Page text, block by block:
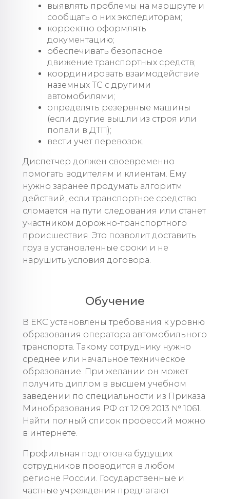
выявлять проблемы на маршруте и
сообщать о них экспедиторам;
корректно оформлять
документацию;
обеспечивать безопасное
движение транспортных средств;
координировать взаимодействие
наземных ТС с другими
автомобилями;
определять резервные машины
(если другие вышли из строя или
попали в ДТП);
вести учет перевозок.
Диспетчер должен своевременно
помогать водителям и клиентам. Ему
нужно заранее продумать алгоритм
действий, если транспортное средство
сломается на пути следования или станет
участником дорожно-транспортного
происшествия. Это позволит доставить
груз в установленные сроки и не
нарушить условия договора.
Обучение
В ЕКС установлены требования к уровню
образования оператора автомобильного
транспорта. Такому сотруднику нужно
среднее или начальное техническое
образование. При желании он может
получить диплом в высшем учебном
заведении по специальности из Приказа
Минобразования РФ от 12.09.2013 № 1061.
Найти полный список профессий можно
в интернете.
Профильная подготовка будущих
сотрудников проводится в любом
регионе России. Государственные и
частные учреждения предлагают